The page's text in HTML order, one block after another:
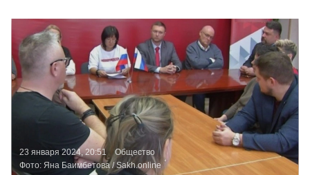
23 января 2024, 20:51
Общество
Фото: Яна Баимбетова /Sakh.online